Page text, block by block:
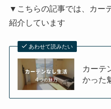
▼こちらの記事では、カー
紹介しています
あわせて読みたい
カーテ
かった